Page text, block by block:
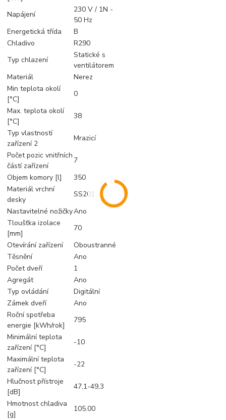
Napájení
230 V / 1N -
50 Hz
Energetická třída
B
Chladivo
R290
Typ chlazení
Statické s
ventilátorem
Materiál
Nerez
Min teplota okolí
[°C]
0
Max. teplota okolí
[°C]
38
Typ vlastností
zařízení 2
Mrazicí
Počet pozic vnitřních
částí zařízení
7
Objem komory [l]
350
Materiál vrchní
desky
SS201
Nastavitelné nožičkyAno
Tloušťka izolace
[mm]
70
Otevírání zařízení
Oboustranné
Těsnění
Ano
Počet dveří
1
Agregát
Ano
Typ ovládání
Digitální
Zámek dveří
Ano
Roční spotřeba
energie [kWh/rok]
795
Minimální teplota
zařízení [°C]
-10
Maximální teplota
zařízení [°C]
-22
Hlučnost přístroje
[dB]
47,1-49,3
Hmotnost chladiva
[g]
105.00